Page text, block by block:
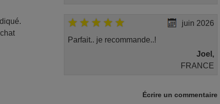
juin 2026
Parfait.. je recommande..!
Joel,
FRANCE
mars 2026
Écrire un commentaire